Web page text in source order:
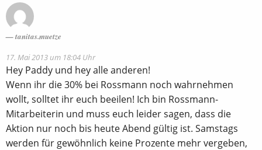
tanitas.muetze
17. Mai 2013 um 18:04 Uhr
Hey Paddy und hey alle anderen!
Wenn ihr die 30% bei Rossmann noch wahrnehmen
wollt, solltet ihr euch beeilen! Ich bin Rossmann-
Mitarbeiterin und muss euch leider sagen, dass die
Aktion nur noch bis heute Abend gültig ist. Samstags
werden für gewöhnlich keine Prozente mehr vergeben,